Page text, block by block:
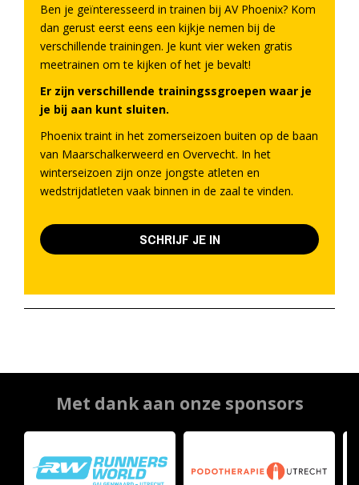
Ben je geïnteresseerd in trainen bij AV Phoenix? Kom
dan gerust eerst eens een kijkje nemen bij de
verschillende trainingen. Je kunt vier weken gratis
meetrainen om te kijken of het je bevalt!
Er zijn verschillende trainingssgroepen waar je
je bij aan kunt sluiten.
Phoenix traint in het zomerseizoen buiten op de baan
van Maarschalkerweerd en Overvecht. In het
winterseizoen zijn onze jongste atleten en
wedstrijdatleten vaak binnen in de zaal te vinden.
SCHRIJF JE IN
Met dank aan onze sponsors